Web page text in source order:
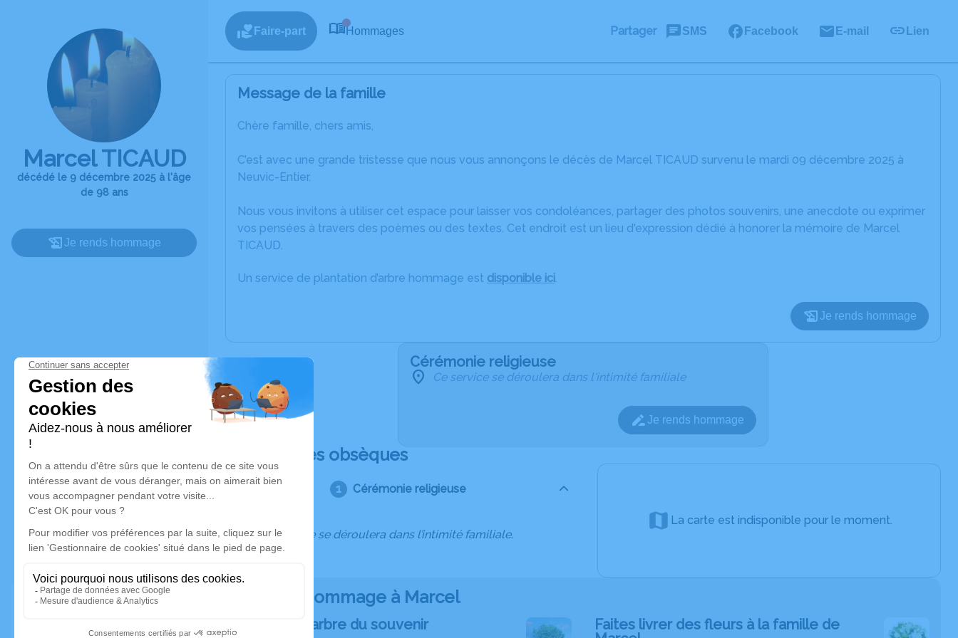
Marcel TICAUD
décédé le 9 décembre 2025 à l'âge
de 98 ans
Je rends hommage
Faire-part Hommages Partager SMS Facebook E-mail Lien
Message de la famille
Chère famille, chers amis,
C’est avec une grande tristesse que nous vous annonçons le décès de Marcel TICAUD survenu le mardi 09 décembre 2025 à
Neuvic-Entier.
Nous vous invitons à utiliser cet espace pour laisser vos condoléances, partager des photos souvenirs, une anecdote ou exprimer
vos pensées à travers des poèmes ou des textes. Cet endroit est un lieu d'expression dédié à honorer la mémoire de Marcel
TICAUD.
Un service de plantation d’arbre hommage est disponible ici.
Je rends hommage
Cérémonie religieuse
Ce service se déroulera dans l'intimité familiale
Je rends hommage
Déroulé des obsèques
Cérémonie religieuse
Ce service se déroulera dans l’intimité familiale.
La carte est indisponible pour le moment.
Rendez hommage à Marcel
Plantez un arbre du souvenir
Faites livrer des fleurs à la famille de